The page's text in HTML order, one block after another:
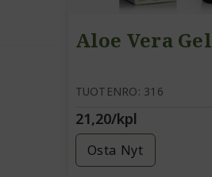
Aloe Vera Gel
TUOTENRO: 316
21,20/kpl
Osta Nyt